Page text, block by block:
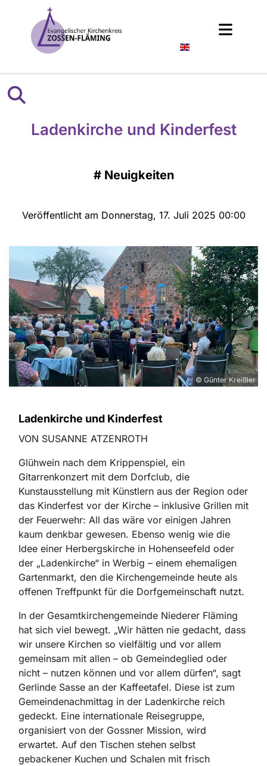
Ladenkirche und Kinderfest
# Neuigkeiten
Veröffentlicht am Donnerstag, 17. Juli 2025 00:00
© Günter Kreißler
Ladenkirche und Kinderfest
VON SUSANNE ATZENROTH
Glühwein nach dem Krippenspiel, ein
Gitarrenkonzert mit dem Dorfclub, die
Kunstausstellung mit Künstlern aus der Region oder
das Kinderfest vor der Kirche – inklusive Grillen mit
der Feuerwehr: All das wäre vor einigen Jahren
kaum denkbar gewesen. Ebenso ­wenig wie die
Idee einer Herbergskirche in Hohenseefeld oder
der „Ladenkirche“ in Werbig – einem ehemaligen
Gartenmarkt, den die Kirchengemeinde heute als
offenen Treffpunkt für die Dorfgemeinschaft nutzt.
In der Gesamtkirchengemeinde Niederer Fläming
hat sich viel ­bewegt. „Wir hätten nie gedacht, dass
wir unsere Kirchen so vielfältig und vor allem
gemeinsam mit allen – ob Gemeindeglied oder
nicht – nutzen können und vor allem ­dürfen“, sagt
Gerlinde Sasse an der Kaffeetafel. Diese ist zum
Gemeindenachmittag in der Ladenkirche reich
gedeckt. Eine internationale Reisegruppe,
organisiert von der Gossner Mission, wird
erwartet. Auf den Tischen stehen selbst
gebackener Kuchen und Schalen mit frisch